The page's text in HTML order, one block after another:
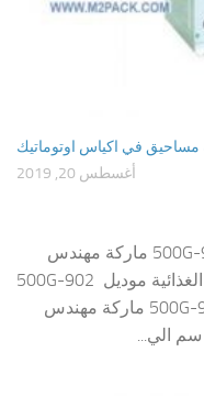
مساحيق في اكياس اوتوماتيك
أغسطس 20, 2019
مكينات تعبئة المواد الغذائية موديل 902-500G ماركة مهندس
منسي مواصفات مكينات تعبئة المواد الغذائية موديل 902-500G
ماركة مهندس منسي اسم الموديل 902-500G ماركة مهندس